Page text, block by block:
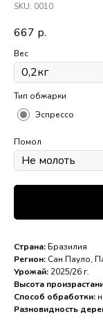
SKU: 0010
667 р.
Вес
Тип обжарки
Эспрессо
Помол
Страна: Бразилия
Регион: Сан Пауло,
Урожай:2025/26 г.
Высота
Способ обработки:
Разновидность